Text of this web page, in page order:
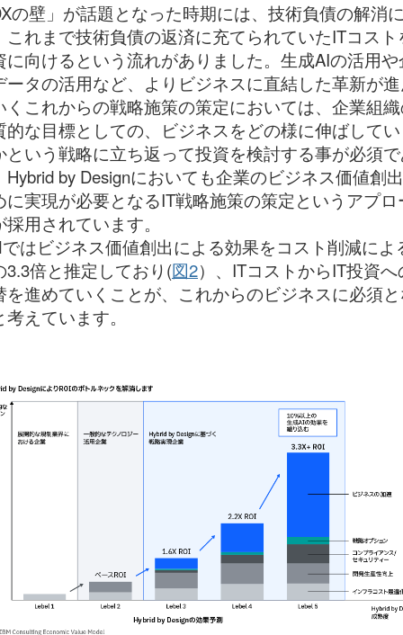
の壁」が話題となった時期には、技術負債の解消
これまで技術負債の返済に充てられていたITコスト
に向けるという流れがありました。生成AIの活用や
ータの活用など、よりビジネスに直結した革新が
くこれからの戦略施策の策定においては、企業組
的な目標としての、ビジネスをどの様に伸ばして
という戦略に立ち返って投資を検討する事が必須
Hybrid by Designにおいても企業のビジネス価値創
に実現が必要となるIT戦略施策の策定というアプロ
採用されています。
はビジネス価値創出による効果をコスト削減によ
3.3倍と推定しており(図2）、ITコストからIT投資へ
を進めていくことが、これからのビジネスに必須
考えています。